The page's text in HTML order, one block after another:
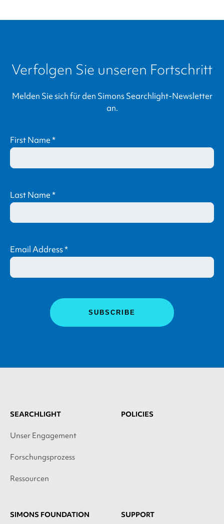
Verfolgen Sie unseren Fortschritt
Melden Sie sich für den Simons Searchlight-Newsletter
an.
First Name*
Last Name*
Email Address*
SEARCHLIGHT
Unser Engagement
Forschungsprozess
Ressourcen
POLICIES
SIMONS FOUNDATION SUPPORT